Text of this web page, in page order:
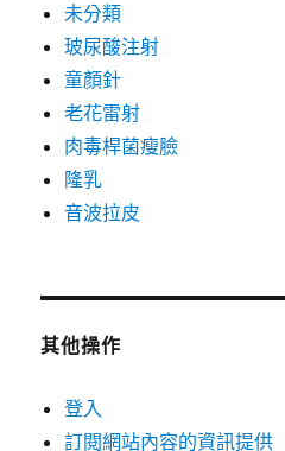
未分類
玻尿酸注射
童顏針
老花雷射
肉毒桿菌瘦臉
隆乳
音波拉皮
其他操作
登入
訂閱網站內容的資訊提供